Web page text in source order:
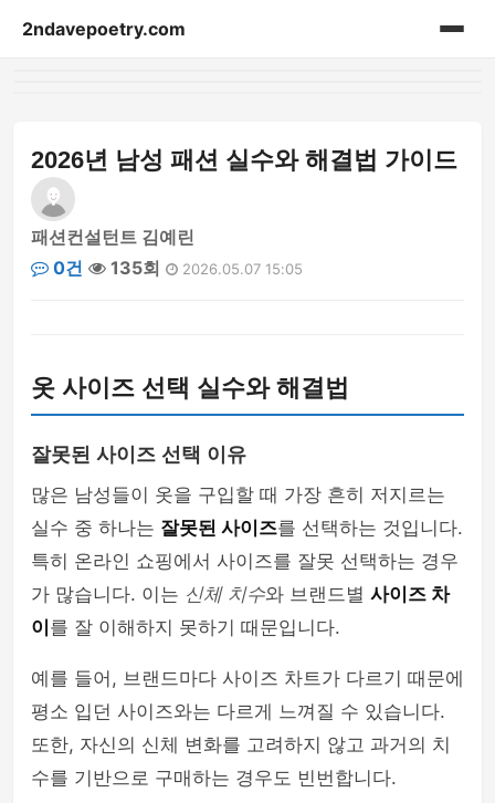
2ndavepoetry.com
bag
beauty
hoodie
mens-fashion
2026년 남성 패션 실수와 해결법 가이드
패션컨설턴트 김예린
0건
135회 2026.05.07 15:05
옷 사이즈 선택 실수와 해결법
잘못된 사이즈 선택 이유
많은 남성들이 옷을 구입할 때 가장 흔히 저지르는
실수 중 하나는 잘못된 사이즈를 선택하는 것입니다.
특히 온라인 쇼핑에서 사이즈를 잘못 선택하는 경우
가 많습니다. 이는 신체 치수와 브랜드별 사이즈 차
이 를 잘 이해하지 못하기 때문입니다.
예를 들어, 브랜드마다 사이즈 차트가 다르기 때문에
평소 입던 사이즈와는 다르게 느껴질 수 있습니다.
또한, 자신의 신체 변화를 고려하지 않고 과거의 치
수를 기반으로 구매하는 경우도 빈번합니다.